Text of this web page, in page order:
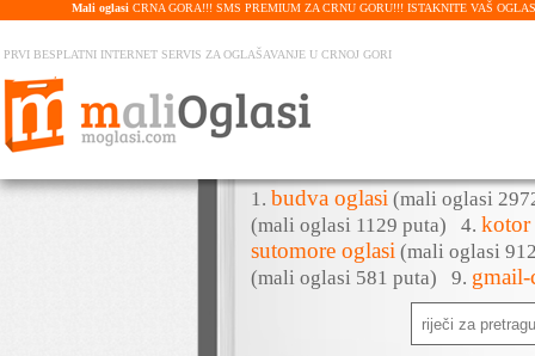
Mali oglasi CRNA GORA!!! SMS PREMIUM ZA CRNU GORU!!! ISTAKNITE VAŠ
PRVI BESPLATNI INTERNET SERVIS ZA OGLAŠAVANJE U CRNOJ GORI
1. budva oglasi (mali oglasi
(mali oglasi 1129 puta) 4. kotor
sutomore oglasi (mali oglasi
(mali oglasi 581 puta) 9. gmail-